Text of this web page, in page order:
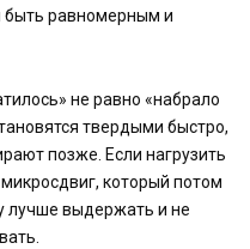
быть равномерным и
не равно «набрало
твердыми быстро,
позже. Если нагрузить
который потом
лучше выдержать и не